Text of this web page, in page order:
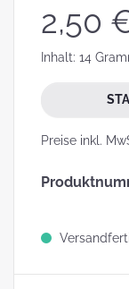
2,50
Inhalt: 14
Preise inkl.